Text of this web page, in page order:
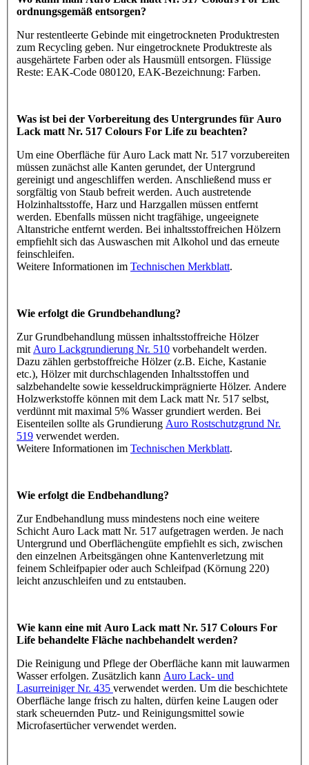
ordnungsgemäß entsorgen?
Nur restentleerte Gebinde mit eingetrockneten Produktresten
zum Recycling geben. Nur eingetrocknete Produktreste als
ausgehärtete Farben oder als Hausmüll entsorgen. Flüssige
Reste: EAK-Code 080120, EAK-Bezeichnung: Farben.
Was ist bei der Vorbereitung des Untergrundes für Auro
Lack matt Nr. 517 Colours For Life zu beachten?
Um eine Oberfläche für Auro Lack matt Nr. 517 vorzubereiten
müssen zunächst alle Kanten gerundet, der Untergrund
gereinigt und angeschliffen werden. Anschließend muss er
sorgfältig von Staub befreit werden. Auch austretende
Holzinhaltsstoffe, Harz und Harzgallen müssen entfernt
werden. Ebenfalls müssen nicht tragfähige, ungeeignete
Altanstriche entfernt werden. Bei inhaltsstoffreichen Hölzern
empfiehlt sich das Auswaschen mit Alkohol und das erneute
feinschleifen.
Weitere Informationen im Technischen Merkblatt.
Wie erfolgt die Grundbehandlung?
Zur Grundbehandlung müssen inhaltsstoffreiche Hölzer
mit Auro Lackgrundierung Nr. 510 vorbehandelt werden.
Dazu zählen gerbstoffreiche Hölzer (z.B. Eiche, Kastanie
etc.), Hölzer mit durchschlagenden Inhaltsstoffen und
salzbehandelte sowie kesseldruckimprägnierte Hölzer. Andere
Holzwerkstoffe können mit dem Lack matt Nr. 517 selbst,
verdünnt mit maximal 5% Wasser grundiert werden. Bei
Eisenteilen sollte als Grundierung Auro Rostschutzgrund Nr.
519 verwendet werden.
Weitere Informationen im Technischen Merkblatt.
Wie erfolgt die Endbehandlung?
Zur Endbehandlung muss mindestens noch eine weitere
Schicht Auro Lack matt Nr. 517 aufgetragen werden. Je nach
Untergrund und Oberflächengüte empfiehlt es sich, zwischen
den einzelnen Arbeitsgängen ohne Kantenverletzung mit
feinem Schleifpapier oder auch Schleifpad (Körnung 220)
leicht anzuschleifen und zu entstauben.
Wie kann eine mit Auro Lack matt Nr. 517 Colours For
Life behandelte Fläche nachbehandelt werden?
Die Reinigung und Pflege der Oberfläche kann mit lauwarmen
Wasser erfolgen. Zusätzlich kann Auro Lack- und
Lasurreiniger Nr. 435 verwendet werden. Um die beschichtete
Oberfläche lange frisch zu halten, dürfen keine Laugen oder
stark scheuernden Putz- und Reinigungsmittel sowie
Microfasertücher verwendet werden.